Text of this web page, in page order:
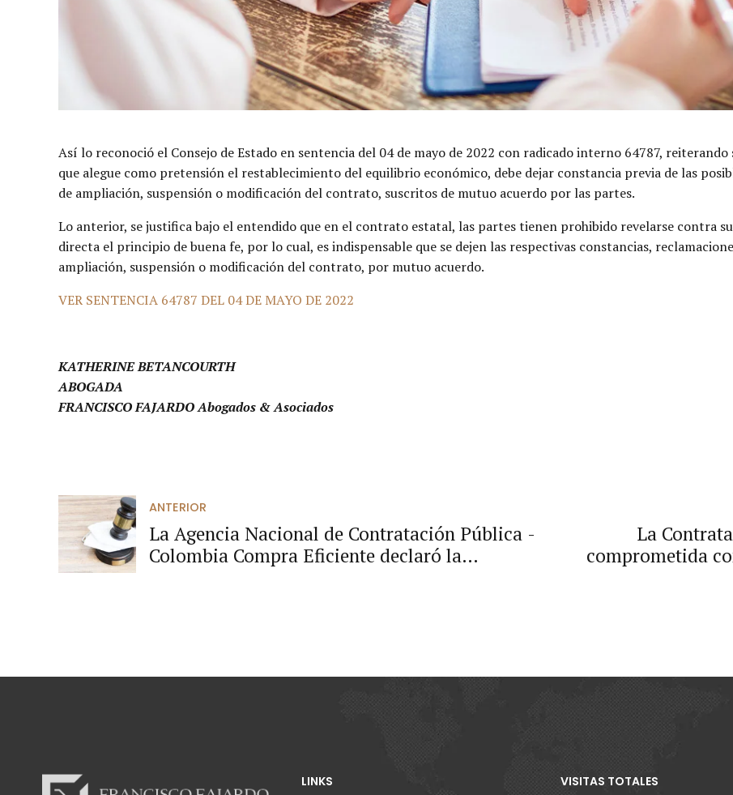
Así lo reconoció el Consejo de Estado en sentencia del 04 de mayo de 2022 con radicado interno 64787,
que alegue como pretensión el restablecimiento del equilibrio económico, debe dejar constancia previa de las
de ampliación, suspensión o modificación del contrato, suscritos de mutuo acuerdo por las partes.
Lo anterior, se justifica bajo el entendido que en el contrato estatal, las partes tienen prohibido revelarse contra
directa el principio de buena fe, por lo cual, es indispensable que se dejen las respectivas constancias,
ampliación, suspensión o modificación del contrato, por mutuo acuerdo.
VER SENTENCIA 64787 DEL 04 DE MAYO DE 2022
KATHERINE BETANCOURTH
ABOGADA
FRANCISCO FAJARDO Abogados & Asociados
ANTERIOR
La Agencia Nacional de Contratación Pública -
Colombia Compra Eficiente declaró la
La
comprometida
LINKS VISITAS TOTALES